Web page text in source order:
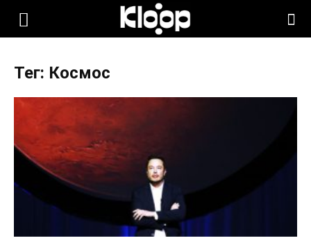
KLOOP.KG
Новости
Кыргызстана
Тег: Космос